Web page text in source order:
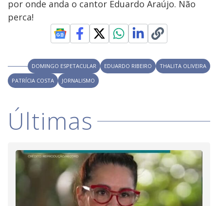
y
V
i
d
e
o
por onde anda o cantor Eduardo Araújo. Não
perca!
DOMINGO ESPETACULAR EDUARDO RIBEIRO
THALITA OLIVEIRA
PATRÍCIA COSTA
JORNALISMO
Últimas